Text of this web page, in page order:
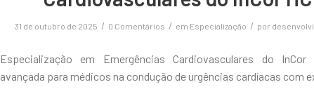
31 de outubro de 2025 / 0 Comentários / em Especialização / por
Especialização em Emergências Cardiovasculares do InCor
avançada para médicos na condução de urgências cardíacas com